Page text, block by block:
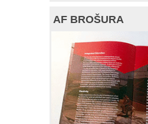
AF BROŠURA